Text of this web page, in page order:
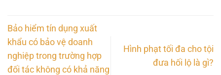
Bảo hiểm tín dụng xuất
khẩu có bảo vệ doanh
nghiệp trong trường hợp
đối tác không có khả năng
Hình phạt tối đa cho tội
đưa hối lộ là gì?